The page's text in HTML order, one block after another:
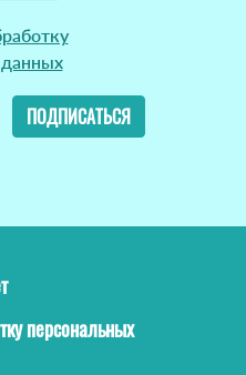
ПОДПИСАТЬСЯ
персональных